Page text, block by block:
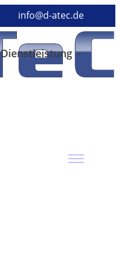
info@d-atec.de
Dienstleistung